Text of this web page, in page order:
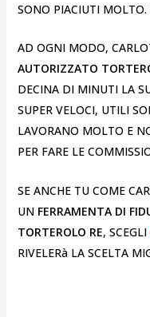
SONO PIACIUTI
AD OGNI MODO,
AUTORIZZATO
DECINA DI MINUTI LA
SUPER VELOCI, UTILI
LAVORANO MOLTO E
PER FARE LE
SE ANCHE TU COME
UN FERRAMENTA DI
TORTEROLO RE, SCEGLI
RIVELERà LA SCELTA